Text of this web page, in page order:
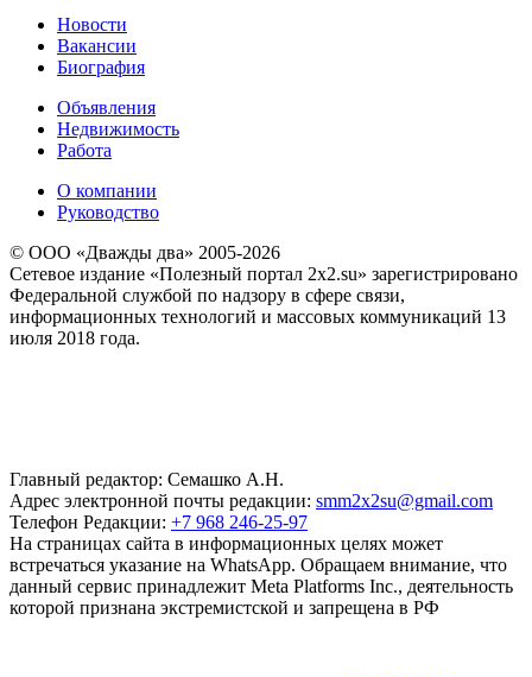
Новости
Вакансии
Биография
Объявления
Недвижимость
Работа
О компании
Руководство
© ООО «Дважды два» 2005-2026
Сетевое издание «Полезный портал 2x2.su» зарегистрировано
Федеральной службой по надзору в сфере связи,
информационных технологий и массовых коммуникаций 13
июля 2018 года.
Главный редактор: Семашко А.Н.
Адрес электронной почты редакции: smm2x2su@gmail.com
Телефон Редакции: +7 968 246-25-97
На страницах сайта в информационных целях может
встречаться указание на WhatsApp. Обращаем внимание, что
данный сервис принадлежит Meta Platforms Inc., деятельность
которой признана экстремистской и запрещена в РФ